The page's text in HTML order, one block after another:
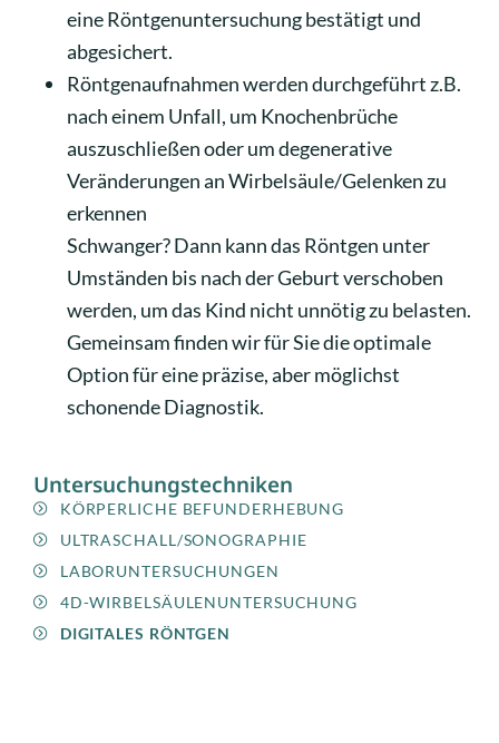
eine Röntgenuntersuchung bestätigt und
abgesichert.
Röntgenaufnahmen werden durchgeführt z.B.
nach einem Unfall, um Knochenbrüche
auszuschließen oder um degenerative
Veränderungen an Wirbelsäule/Gelenken zu
erkennen
Schwanger? Dann kann das Röntgen unter
Umständen bis nach der Geburt verschoben
werden, um das Kind nicht unnötig zu belasten.
Gemeinsam finden wir für Sie die optimale
Option für eine präzise, aber möglichst
schonende Diagnostik.
Untersuchungstechniken
KÖRPERLICHE BEFUNDERHEBUNG
ULTRASCHALL/SONOGRAPHIE
LABORUNTERSUCHUNGEN
4D-WIRBELSÄULENUNTERSUCHUNG
DIGITALES RÖNTGEN